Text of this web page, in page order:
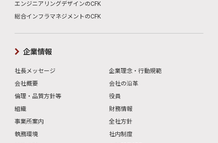
エンジニアリングデザインのCFK
総合インフラマネジメントのCFK
企業情報
社長メッセージ
企業理念・行動規範
会社概要
会社の沿革
倫理・品質方針等
役員
組織
財務情報
事業所案内
全社方針
執務環境
社内制度